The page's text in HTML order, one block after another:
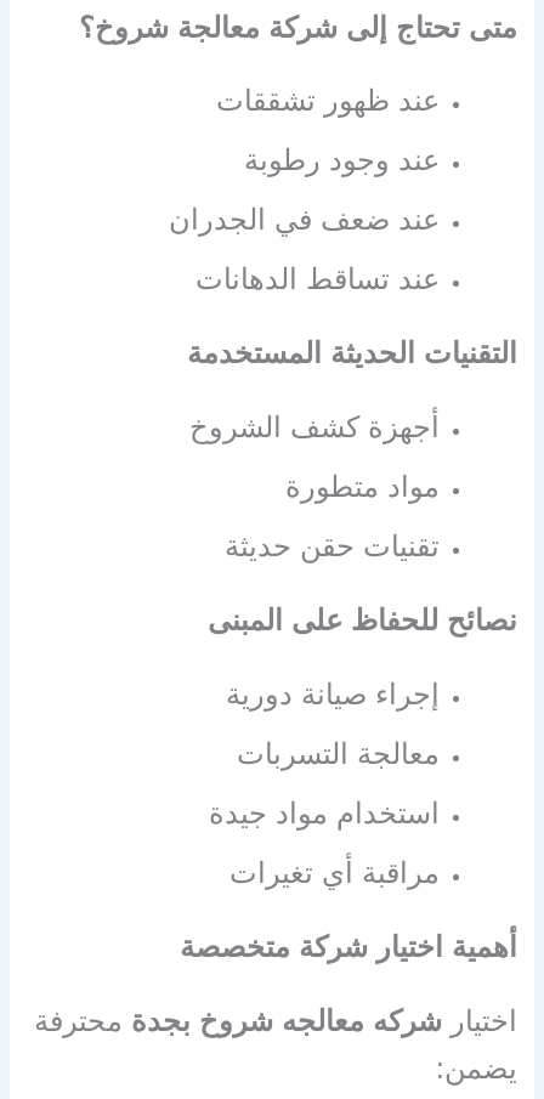
متى تحتاج إلى شركة معالجة شروخ؟
عند ظهور تشققات
عند وجود رطوبة
عند ضعف في الجدران
عند تساقط الدهانات
التقنيات الحديثة المستخدمة
أجهزة كشف الشروخ
مواد متطورة
تقنيات حقن حديثة
نصائح للحفاظ على المبنى
إجراء صيانة دورية
معالجة التسربات
استخدام مواد جيدة
مراقبة أي تغيرات
أهمية اختيار شركة متخصصة
اختيار شركه معالجه شروخ بجدة محترفة
يضمن: